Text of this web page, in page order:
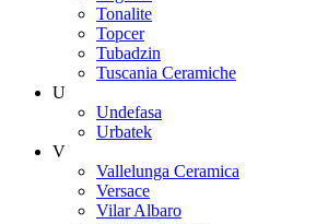
Tonalite
Topcer
Tubadzin
Tuscania Ceramiche
U
Undefasa
Urbatek
V
Vallelunga Ceramica
Versace
Vilar Albaro